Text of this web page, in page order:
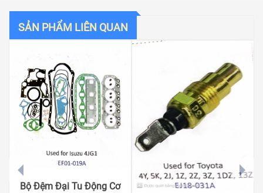
SẢN PHẨM LIÊN QUAN
Bộ Đệm Đại Tu Động Cơ
prev next